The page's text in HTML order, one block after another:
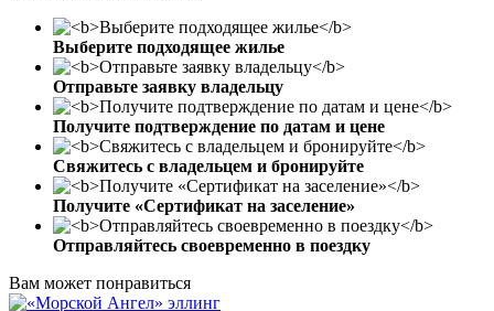
Выберите подходящее жилье
Отправьте заявку владельцу
Получите подтверждение по датам и цене
Свяжитесь с владельцем и бронируйте
Получите «Сертификат на заселение»
Отправляйтесь своевременно в поездку
Вам может понравиться